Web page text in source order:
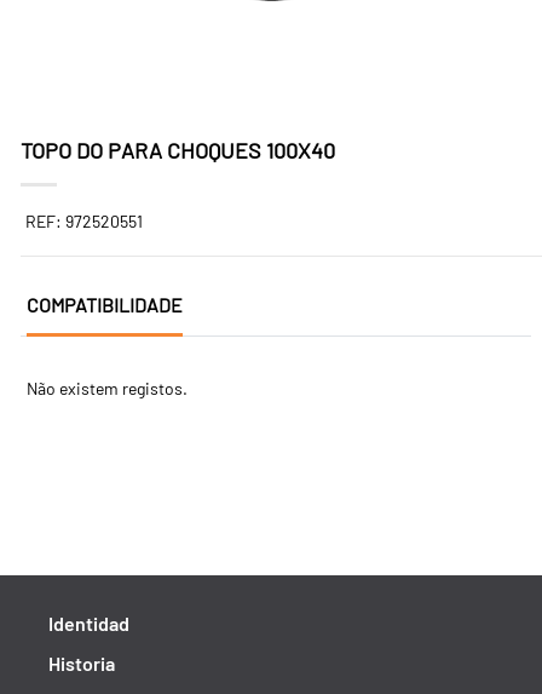
TOPO DO PARA CHOQUES 100X40
REF: 972520551
COMPATIBILIDADE
Não existem registos.
Identidad
Historia